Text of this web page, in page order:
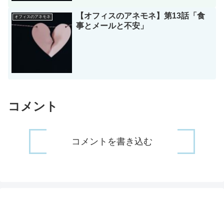
オフィスのアネモネ
【オフィスのアネモネ】第13話「食
事とメールと不安」
コメント
コメントを書き込む